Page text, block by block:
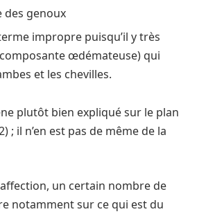
des genoux
impropre puisqu’il y très
œdémateuse) qui
et les chevilles.
plutôt bien expliqué sur le plan
; il n’en est pas de même de la
un certain nombre de
notamment sur ce qui est du